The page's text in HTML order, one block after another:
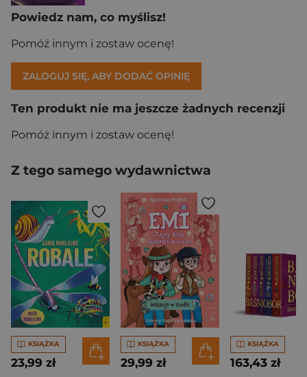
Powiedz nam, co myślisz!
Pomóż innym i zostaw ocenę!
ZALOGUJ SIĘ, ABY DODAĆ OPINIĘ
Ten produkt nie ma jeszcze żadnych recenzji
Pomóż innym i zostaw ocenę!
Z tego samego wydawnictwa
KSIĄŻKA
23,99 zł
KSIĄŻKA
29,99 zł
KSIĄŻKA
163,43 zł